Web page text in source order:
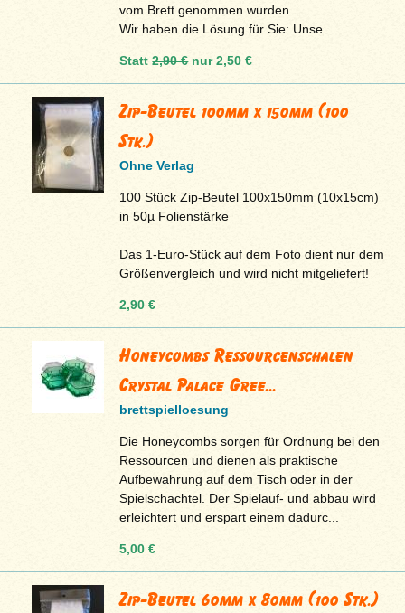
vom Brett genommen wurden.
Wir haben die Lösung für Sie: Unse...
Statt2,90 €nur2,50 €
Zip-Beutel 100mm x 150mm (100
Stk.)
Ohne Verlag
100 Stück Zip-Beutel 100x150mm (10x15cm)
in 50µ Folienstärke
Das 1-Euro-Stück auf dem Foto dient nur dem
Größenvergleich und wird nicht mitgeliefert!
2,90 €
Honeycombs Ressourcenschalen
Crystal Palace Gree...
brettspielloesung
Die Honeycombs sorgen für Ordnung bei den
Ressourcen und dienen als praktische
Aufbewahrung auf dem Tisch oder in der
Spielschachtel. Der Spielauf- und abbau wird
erleichtert und erspart einem dadurc...
5,00 €
Zip-Beutel 60mm x 80mm (100 Stk.)